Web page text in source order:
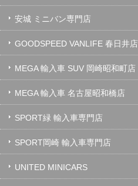
安城 ミニバン専門店
GOODSPEED VANLIFE 春日井店
MEGA 輸入車 SUV 岡崎昭和町店
MEGA 輸入車 名古屋昭和橋店
SPORT緑 輸入車専門店
SPORT岡崎 輸入車専門店
UNITED MINICARS